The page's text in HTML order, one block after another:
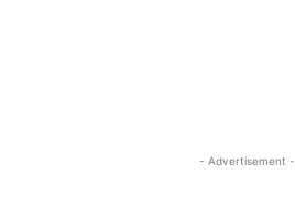
- Advertisement -